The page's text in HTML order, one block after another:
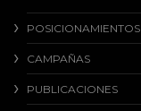
POSICIONAMIENTOS
CAMPAÑAS
PUBLICACIONES